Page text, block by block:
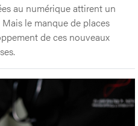
au numérique attirent un
le manque de places
de ces nouveaux